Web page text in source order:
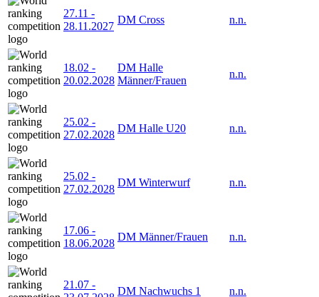
27.11 -
28.11.2027
DM Cross n.n.
18.02 -
20.02.2028
DM Halle
Männer/Frauen
n.n.
25.02 -
27.02.2028
DM Halle U20 n.n.
25.02 -
27.02.2028
DM Winterwurf n.n.
17.06 -
18.06.2028
DM Männer/Frauen n.n.
21.07 -
DM Nachwuchs 1 n.n.